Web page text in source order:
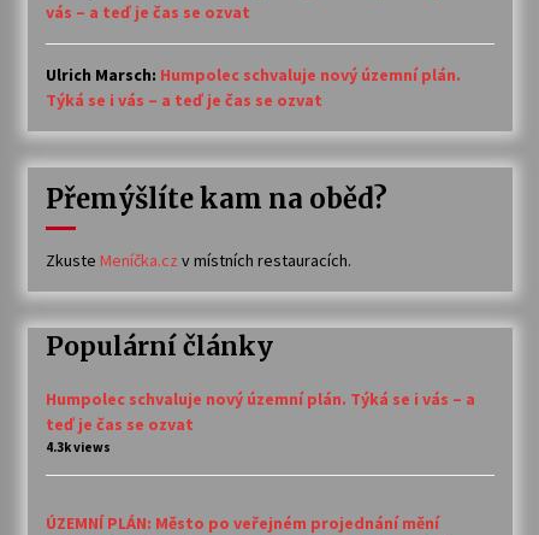
vás – a teď je čas se ozvat
Ulrich Marsch: Humpolec schvaluje nový územní plán.
Týká se i vás – a teď je čas se ozvat
Přemýšlíte kam na oběd?
Zkuste Meníčka.cz v místních restauracích.
Populární články
Humpolec schvaluje nový územní plán. Týká se i vás – a
teď je čas se ozvat
4.3k views
ÚZEMNÍ PLÁN: Město po veřejném projednání mění